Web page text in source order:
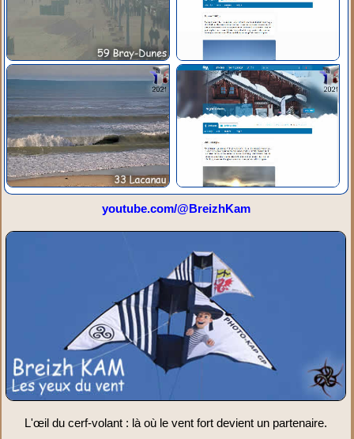
youtube.com/@BreizhKam
L'œil du cerf-volant : là où le vent fort devient un partenaire.